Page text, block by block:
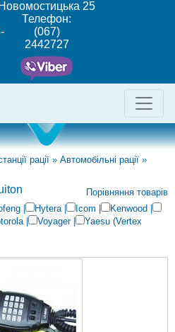
25
Телефон:
(067)
2442727
рації » Автомобільні рації »
Порівняння товарів
Hytera| Icom Kenwood
| Voyager|
Yaesu (Vertex